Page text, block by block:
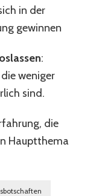
in der
gewinnen
:
weniger
sind.
die
Hauptthema